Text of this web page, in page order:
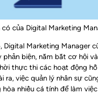
có của Digital Marketing
Digital Marketing Manager
biện, nắm bắt cơ hội
thực thi các hoạt động
ra, việc quản lý nhân sự
nhiều cá tính để làm